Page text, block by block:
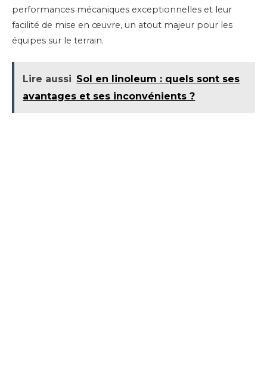
performances mécaniques exceptionnelles et leur
facilité de mise en œuvre, un atout majeur pour les
équipes sur le terrain.
Lire aussi Sol en linoleum : quels sont ses
avantages et ses inconvénients ?